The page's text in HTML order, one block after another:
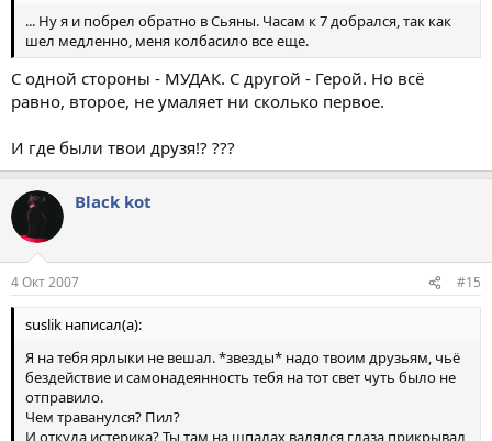
... Ну я и побрел обратно в Сьяны. Часам к 7 добрался, так как
шел медленно, меня колбасило все еще.
С одной стороны - МУДАК. С другой - Герой. Но всё
равно, второе, не умаляет ни сколько первое.
И где были твои друзя!? ???
Black kot
4 Окт 2007 #15
suslik написал(а):
Я на тебя ярлыки не вешал. *звезды* надо твоим друзьям, чьё
бездействие и самонадеянность тебя на тот свет чуть было не
отправило.
Чем траванулся? Пил?
И откуда истерика? Ты там на шпалах валялся глаза прикрывал